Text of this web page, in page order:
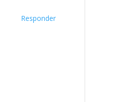
Responder